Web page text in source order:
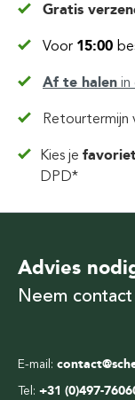
Gratis
Voor 15:00
Af te halen in
Retourtermijn
Kies je
DPD*
E-mail:
Tel: +31 (0)497-
Advies
Neem